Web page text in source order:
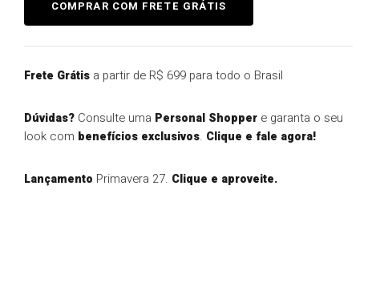
Frete Grátisa partir de R$ 699 para todo o Brasil
Dúvidas?Consulte uma Personal Shoppere garanta o seu
look com benefícios exclusivos. Clique e fale agora!
Lançamento Primavera 27. Clique e aproveite.